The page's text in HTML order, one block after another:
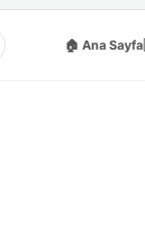
🏠 Ana Sayfa